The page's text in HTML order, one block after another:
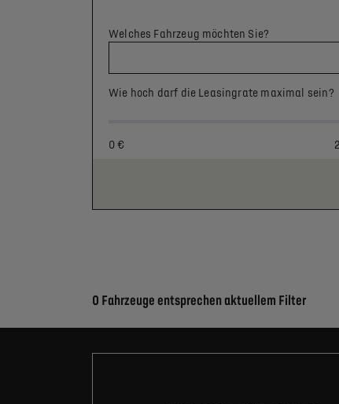
Welches Fahrzeug möchten Sie?
Wie hoch darf die Leasingrate maximal sein?
0 €
Suchergebnisse
0 Fahrzeuge entsprechen aktuellem Filter